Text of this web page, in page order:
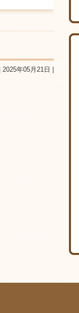
| 2025年05月21日 |